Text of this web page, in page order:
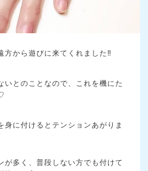
方から遊びに来てくれました‼
いとのことなので、これを機にた
に付けるとテンションあがりま
が多く、普段しない方でも付けて